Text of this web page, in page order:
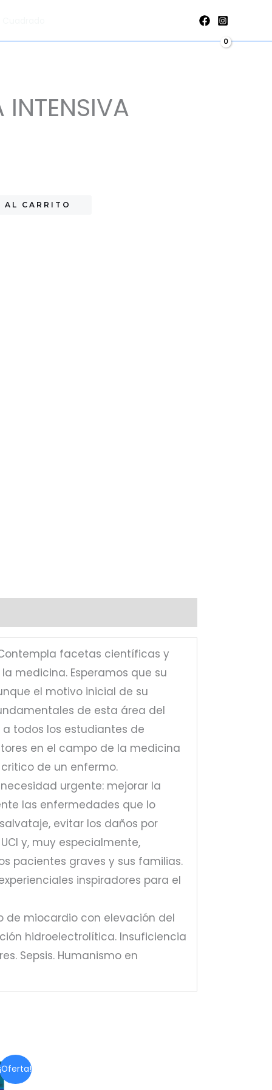
INTENSIVA
AL CARRITO
facetas científicas y
medicina. Esperamos que su
el motivo inicial de su
de esta área del
todos los estudiantes de
en el campo de la medicina
de un enfermo.
urgente: mejorar la
las enfermedades que lo
evitar los daños por
y, muy especialmente,
pacientes graves y sus familias.
inspiradores para el
de miocardio con elevación del
hidroelectrolítica. Insuficiencia
Sepsis. Humanismo en
¡Oferta!